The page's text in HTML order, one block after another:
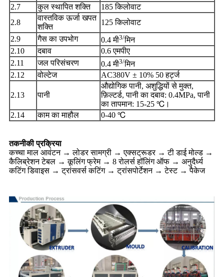
2.7
कुल स्थापित शक्ति
185 किलोवाट
2.8
वास्तविक ऊर्जा खपत
शक्ति
125 किलोवाट
2.9
गैस का उपभोग 0.4 मी3/मिन
2.10
दबाव
0.6 एमपीए
2.11
जल परिसंचरण 0.4 मी3/मिन
2.12
वोल्टेज AC380V ± 10% 50 हर्ट्ज
2.13 पानी
औद्योगिक पानी, अशुद्धियों से मुक्त,
फ़िल्टर्ड, पानी का दबाव: 0.4MPa, पानी
का तापमान: 15-25 ℃।
2.14
काम का माहौल 0-40 ℃
तकनीकी प्रक्रिया
कच्चा माल आवंटन → लोडर सामग्री → एक्सट्रूडर → टी डाई मोल्ड →
कैलिब्रेशन टेबल → कूलिंग फ्रेम → 8 रोलर्स हॉलिंग ऑफ → अनुदैर्ध्य
कटिंग डिवाइस → ट्रांसवर्स कटिंग → ट्रांसपोर्टेशन → टेस्ट → पैकेज